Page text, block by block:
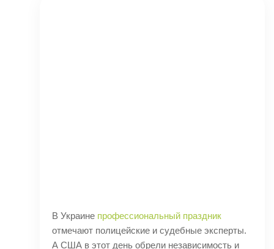
В Украине профессиональный праздник
отмечают полицейские и судебные эксперты.
А США в этот день обрели независимость и